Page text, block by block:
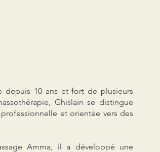
depuis 10 ans et fort de plusieurs
Ghislain se distingue
et orientée vers des
Amma, il a développé une